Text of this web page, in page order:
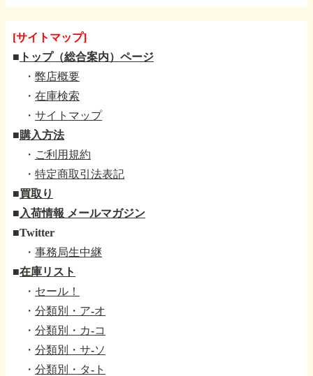
[サイトマップ]
■ トップ（総合案内）ページ
・ 弊店概要
・ 在庫検索
・ サイトマップ
■購入方法
・ ご利用規約
・ 特定商取引法表記
■買取り
■ 入荷情報 メールマガジン
■Twitter
・ 事務局生中継
■在庫リスト
・ セール！
・ 分類別・ア-オ
・ 分類別・カ-コ
・ 分類別・サ-ソ
・ 分類別・タ-ト